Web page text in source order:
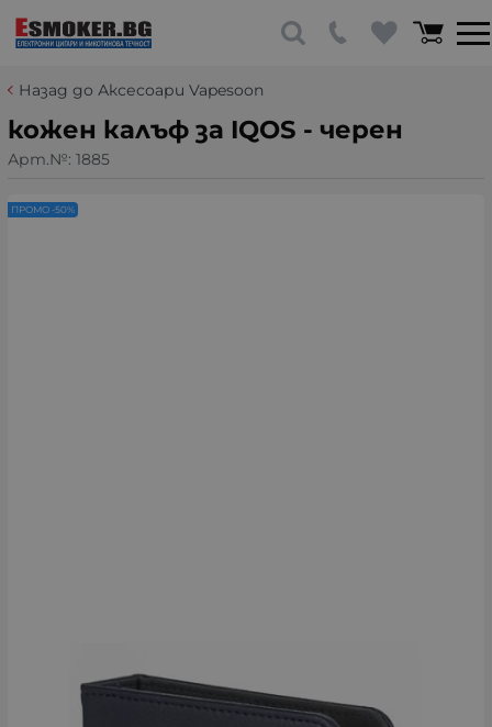
Назад до Аксесоари Vapesoon
кожен калъф за IQOS - черен
Арт.№: 1885
ПРОМО -50%